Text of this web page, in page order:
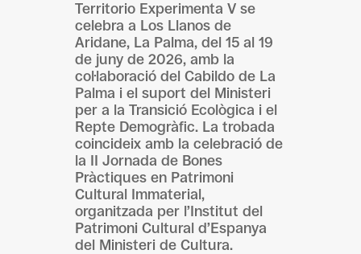
Territorio Experimenta V se
celebra a Los Llanos de
Aridane, La Palma, del 15 al 19
de juny de 2026, amb la
col·laboració del Cabildo de La
Palma i el suport del Ministeri
per a la Transició Ecològica i el
Repte Demogràfic. La trobada
coincideix amb la celebració de
la II Jornada de Bones
Pràctiques en Patrimoni
Cultural Immaterial,
organitzada per l’Institut del
Patrimoni Cultural d’Espanya
del Ministeri de Cultura.